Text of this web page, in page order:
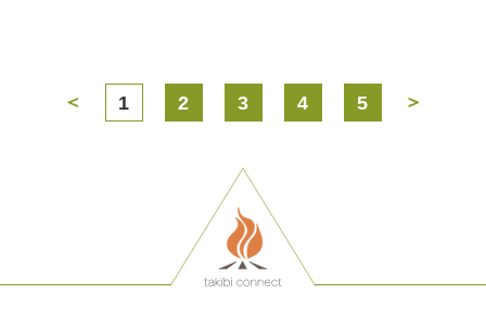
＜ 1 2 3 4 5 ＞